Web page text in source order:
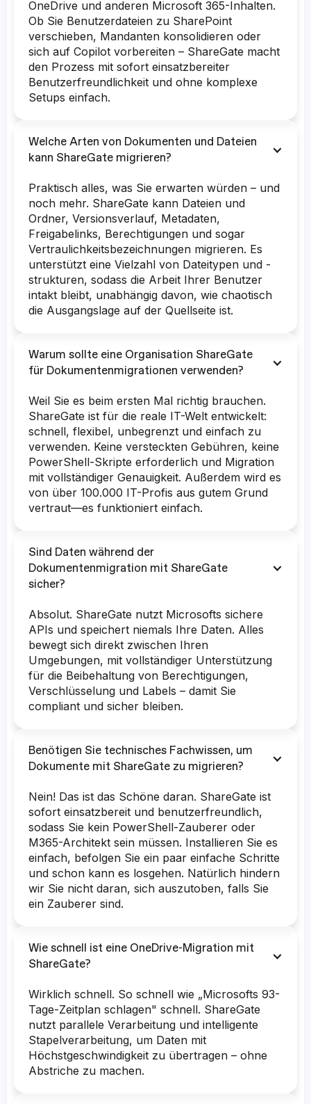
OneDrive und anderen Microsoft 365-Inhalten.
Ob Sie Benutzerdateien zu SharePoint
verschieben, Mandanten konsolidieren oder
sich auf Copilot vorbereiten – ShareGate macht
den Prozess mit sofort einsatzbereiter
Benutzerfreundlichkeit und ohne komplexe
Setups einfach.
Welche Arten von Dokumenten und Dateien
kann ShareGate migrieren?
Praktisch alles, was Sie erwarten würden – und
noch mehr. ShareGate kann Dateien und
Ordner, Versionsverlauf, Metadaten,
Freigabelinks, Berechtigungen und sogar
Vertraulichkeitsbezeichnungen migrieren. Es
unterstützt eine Vielzahl von Dateitypen und -
strukturen, sodass die Arbeit Ihrer Benutzer
intakt bleibt, unabhängig davon, wie chaotisch
die Ausgangslage auf der Quellseite ist.
Warum sollte eine Organisation ShareGate
für Dokumentenmigrationen verwenden?
Weil Sie es beim ersten Mal richtig brauchen.
ShareGate ist für die reale IT-Welt entwickelt:
schnell, flexibel, unbegrenzt und einfach zu
verwenden. Keine versteckten Gebühren, keine
PowerShell-Skripte erforderlich und Migration
mit vollständiger Genauigkeit. Außerdem wird es
von über 100.000 IT-Profis aus gutem Grund
vertraut—es funktioniert einfach.
Sind Daten während der
Dokumentenmigration mit ShareGate
sicher?
Absolut. ShareGate nutzt Microsofts sichere
APIs und speichert niemals Ihre Daten. Alles
bewegt sich direkt zwischen Ihren
Umgebungen, mit vollständiger Unterstützung
für die Beibehaltung von Berechtigungen,
Verschlüsselung und Labels – damit Sie
compliant und sicher bleiben.
Benötigen Sie technisches Fachwissen, um
Dokumente mit ShareGate zu migrieren?
Nein! Das ist das Schöne daran. ShareGate ist
sofort einsatzbereit und benutzerfreundlich,
sodass Sie kein PowerShell-Zauberer oder
M365-Architekt sein müssen. Installieren Sie es
einfach, befolgen Sie ein paar einfache Schritte
und schon kann es losgehen. Natürlich hindern
wir Sie nicht daran, sich auszutoben, falls Sie
ein Zauberer sind.
Wie schnell ist eine OneDrive-Migration mit
ShareGate?
Wirklich schnell. So schnell wie „Microsofts 93-
Tage-Zeitplan schlagen" schnell. ShareGate
nutzt parallele Verarbeitung und intelligente
Stapelverarbeitung, um Daten mit
Höchstgeschwindigkeit zu übertragen – ohne
Abstriche zu machen.